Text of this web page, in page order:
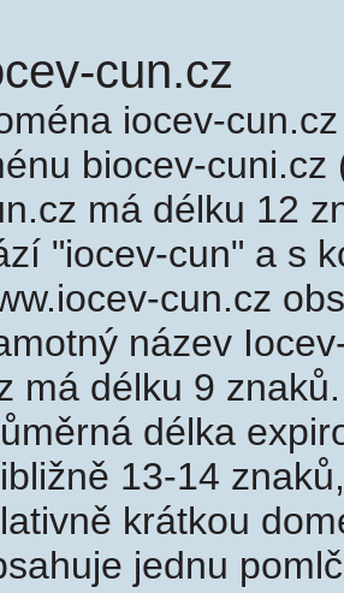
cun.cz
iocev-
biocev-
má délku 12
"iocev-cun" a s
cun.cz
název
má délku 9
délka
13-14
krátkou
jednu